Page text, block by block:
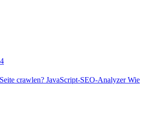
crawlen? JavaScript-SEO-AnalyzerWie